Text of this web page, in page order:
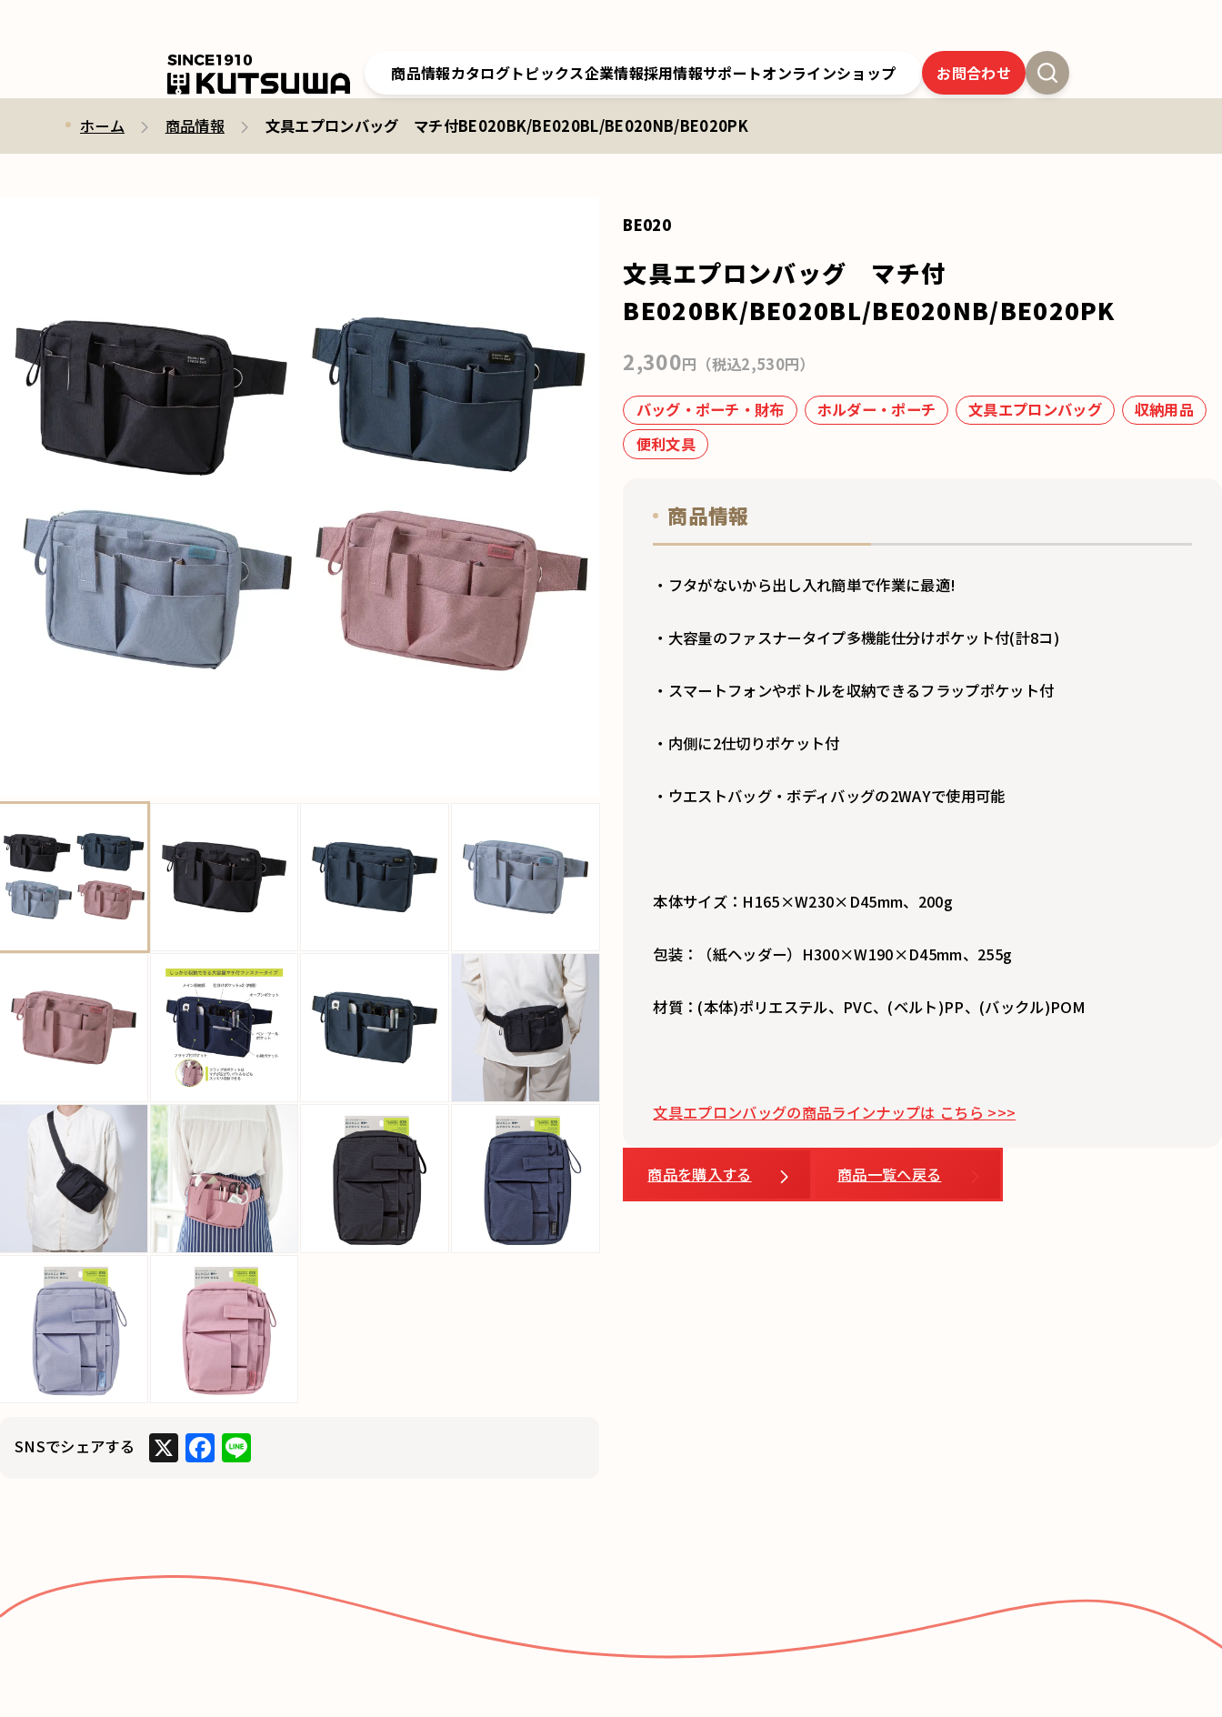
商品情報カタログトピックス企業情報
トップメッセージ／経営理念
採用情報
採用情報トップ
サポート
サポートトップ
オンラインショップ
クツワオンライン
お問合わせ
ホーム 商品情報 文具エプロンバッグ マチ付BE020BK/BE020BL/BE020NB/BE020PK
SNSでシェアする X F
a
o
BE020
文具エプロンバッグ マチ付
BE020BK/BE020BL/BE020NB/BE020PK
2,300円（税込2,530円）
バッグ・ポーチ・財布 ホルダー・ポーチ 文具エプロンバッグ
収納用品
便利文具
商品情報
・フタがないから出し入れ簡単で作業に最適!
・大容量のファスナータイプ多機能仕分けポケット付(計8コ)
・スマートフォンやボトルを収納できるフラップポケット付
・内側に2仕切りポケット付
・ウエストバッグ・ボディバッグの2WAYで使用可能
本体サイズ：H165×W230×D45mm、200g
包装：（紙ヘッダー）H300×W190×D45mm、255g
材質：(本体)ポリエステル、PVC、(ベルト)PP、(バックル)POM
文具エプロンバッグの商品ラインナップは こちら >>>
商品を購入する 商品一覧へ戻る